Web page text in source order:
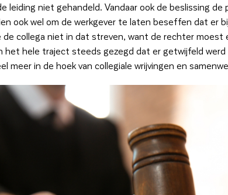
leiding niet gehandeld. Vandaar ook de beslissing
ook wel om de werkgever te laten beseffen dat er
de collega niet in dat streven, want de rechter moest
het hele traject steeds gezegd dat er getwijfeld
meer in de hoek van collegiale wrijvingen en